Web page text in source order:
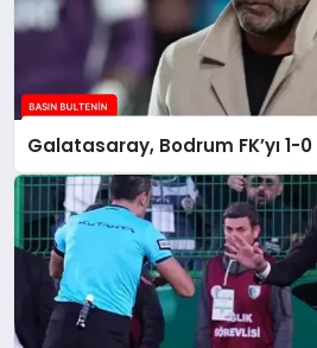
Galatasaray, Bodrum FK’yı 1-